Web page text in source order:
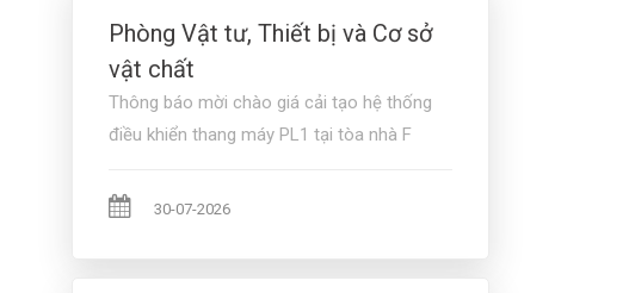
Phòng Vật tư, Thiết bị và Cơ sở
vật chất
Thông báo mời chào giá cải tạo hệ thống
điều khiển thang máy PL1 tại tòa nhà F
30-07-2026